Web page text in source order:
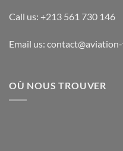
Call us: +213 561 730 146
Email us:
OÙ NOUS TROUVER